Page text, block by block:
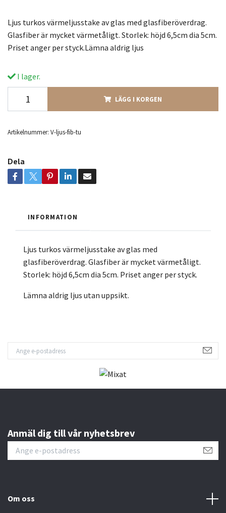
Ljus turkos värmeljusstake av glas med glasfiberöverdrag.
Glasfiber är mycket värmetåligt. Storlek: höjd 6,5cm dia 5cm.
Priset anger per styck.Lämna aldrig ljus
I lager.
LÄGG I KORGEN
Artikelnummer: V-ljus-fib-tu
Dela
INFORMATION
Ljus turkos värmeljusstake av glas med
glasfiberöverdrag. Glasfiber är mycket värmetåligt.
Storlek: höjd 6,5cm dia 5cm. Priset anger per styck.
Lämna aldrig ljus utan uppsikt.
Anmäl dig till vår nyhetsbrev
Om oss